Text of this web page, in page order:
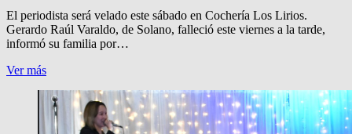
Messenger
El periodista será velado este sábado en Cochería Los Lirios.
Gerardo Raúl Varaldo, de Solano, falleció este viernes a la tarde,
informó su familia por…
Ver másADIOS
PERIODISTA
GERARDO
VARALDO